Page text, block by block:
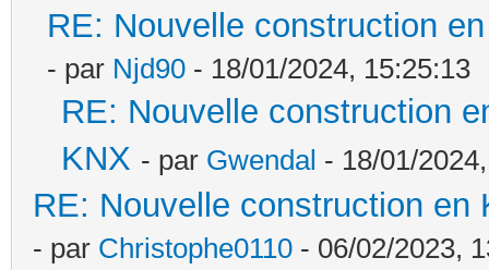
RE: Nouvelle construction
- par Njd90 - 18/01/2024, 15:25:13
RE: Nouvelle construction
KNX - par Gwendal - 18/01/
RE: Nouvelle construction
- par Christophe0110 - 06/02/2023,